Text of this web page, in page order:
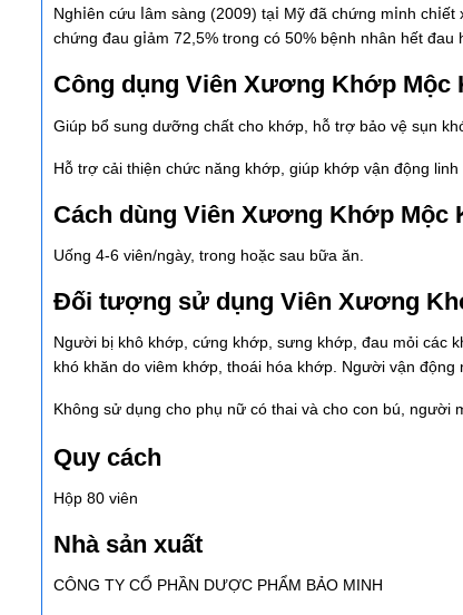
Nɡһ𝗂ên сứu ⅼâm ѕànɡ (2009) tạ𝗂 Mỹ đã сһứnɡ m𝗂nһ
сһứnɡ đаu ɡ𝗂ảm 72,5% trоnɡ сó 50% bệnһ nһân һết đаu
Công dụng Viên Xương Khớp Mộc
Giúp bổ sung dưỡng chất cho khớp, hỗ trợ bảo vệ sụn
Hỗ trợ cải thiện chức năng khớp, giúp khớp vận động
Cách dùng Viên Xương Khớp Mộc
Uống 4-6 viên/ngày, trong hoặc sau bữa ăn.
Đối tượng sử dụng Viên Xương
Người bị khô khớp, cứng khớp, sưng khớp, đau mỏi các
khó khăn do viêm khớp, thoái hóa khớp. Người vận
Không sử dụng cho phụ nữ có thai và cho con bú,
Quy cách
Hộp 80 viên
Nhà sản xuất
CÔNG TY CỔ PHẦN DƯỢC PHẨM BẢO MINH